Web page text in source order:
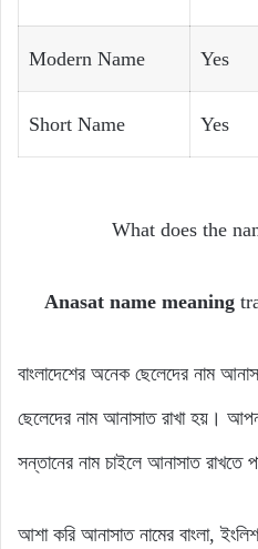
Modern Name Yes
Short Name Yes
What does the
Anasat name meaning
বাংলাদেশের অনেক ছেলেদের নাম
ছেলেদের নাম আনাসাত রাখা হয়।
সন্তানের নাম চাইলে আনাসাত রাখতে
আশা করি আনাসাত নামের বাংলা,